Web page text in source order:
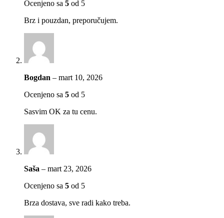
Ocenjeno sa 5 od 5
Brz i pouzdan, preporučujem.
Bogdan – mart 10, 2026
Ocenjeno sa 5 od 5
Sasvim OK za tu cenu.
Saša – mart 23, 2026
Ocenjeno sa 5 od 5
Brza dostava, sve radi kako treba.